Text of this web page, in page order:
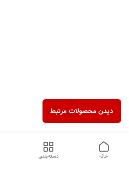
دیدن محصولات مرتبط
دسته‌بندی خانه